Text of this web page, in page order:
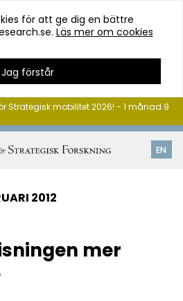
för att ge dig en bättre
Läs mer om cookies
Jag förstår
EN
Strategisk mobilitet 2026! - 1 månad 9
2012
mer